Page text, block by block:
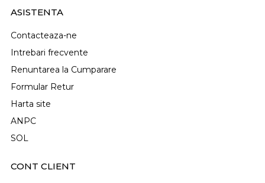
ASISTENTA
Contacteaza-ne
Intrebari frecvente
Renuntarea la Cumparare
Formular Retur
Harta site
ANPC
SOL
CONT CLIENT